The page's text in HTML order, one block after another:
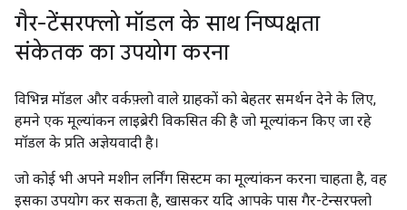
गैर-टेंसरफ्लो मॉडल के साथ निष्पक्षता
संकेतक का उपयोग करना
विभिन्न मॉडल और वर्कफ़्लो वाले ग्राहकों को बेहतर समर्थन देने के लिए,
हमने एक मूल्यांकन लाइब्रेरी विकसित की है जो मूल्यांकन किए जा रहे
मॉडल के प्रति अज्ञेयवादी है।
जो कोई भी अपने मशीन लर्निंग सिस्टम का मूल्यांकन करना चाहता है, वह
इसका उपयोग कर सकता है, खासकर यदि आपके पास गैर-टेन्सरफ्लो